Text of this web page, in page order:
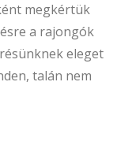
megkértük
a rajongók
eleget
talán nem